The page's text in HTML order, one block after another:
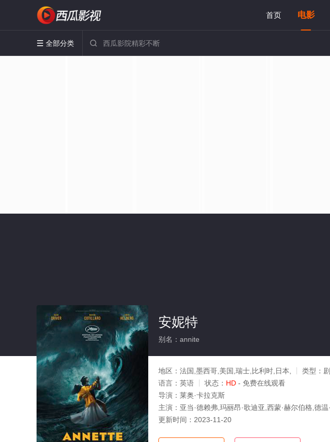
首页 电影
 全部分类 
安妮特
别名：annite
地区： 法国,墨西哥,美国,瑞士,比利时,日本, 类型：
语言： 英语 状态： HD - 免费在线观看
导演： 莱奥·卡拉克斯
主演： 亚当·德赖弗,玛丽昂·歌迪亚,西蒙·赫尔伯格,德
更新时间： 2023-11-20